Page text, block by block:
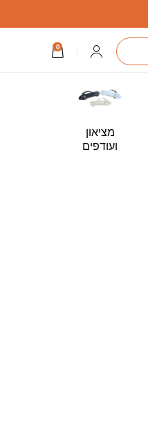
התחברות
0
מציאון
ועודפים